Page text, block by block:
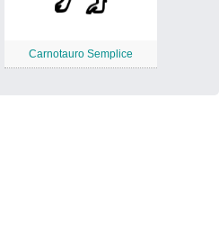
Carnotauro Semplice